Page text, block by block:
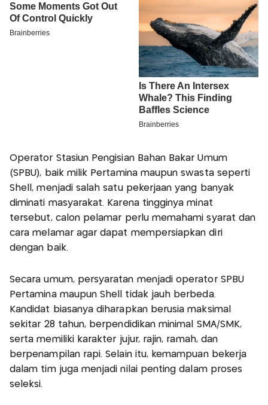
Operator Stasiun Pengisian Bahan Bakar Umum
(SPBU), baik milik Pertamina maupun swasta seperti
Shell, menjadi salah satu pekerjaan yang banyak
diminati masyarakat. Karena tingginya minat
tersebut, calon pelamar perlu memahami syarat dan
cara melamar agar dapat mempersiapkan diri
dengan baik.
Secara umum, persyaratan menjadi operator SPBU
Pertamina maupun Shell tidak jauh berbeda.
Kandidat biasanya diharapkan berusia maksimal
sekitar 28 tahun, berpendidikan minimal SMA/SMK,
serta memiliki karakter jujur, rajin, ramah, dan
berpenampilan rapi. Selain itu, kemampuan bekerja
dalam tim juga menjadi nilai penting dalam proses
seleksi.